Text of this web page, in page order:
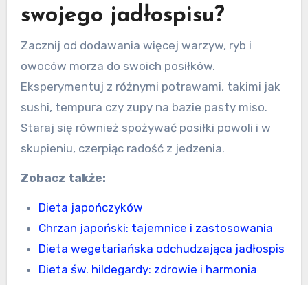
swojego jadłospisu?
Zacznij od dodawania więcej warzyw, ryb i
owoców morza do swoich posiłków.
Eksperymentuj z różnymi potrawami, takimi jak
sushi, tempura czy zupy na bazie pasty miso.
Staraj się również spożywać posiłki powoli i w
skupieniu, czerpiąc radość z jedzenia.
Zobacz także:
Dieta japończyków
Chrzan japoński: tajemnice i zastosowania
Dieta wegetariańska odchudzająca jadłospis
Dieta św. hildegardy: zdrowie i harmonia